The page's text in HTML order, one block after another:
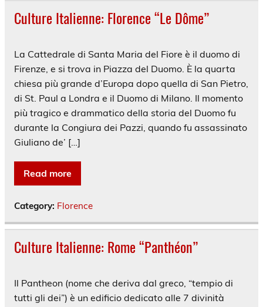
Culture Italienne: Florence “Le Dôme”
La Cattedrale di Santa Maria del Fiore è il duomo di
Firenze, e si trova in Piazza del Duomo. È la quarta
chiesa più grande d’Europa dopo quella di San Pietro,
di St. Paul a Londra e il Duomo di Milano. Il momento
più tragico e drammatico della storia del Duomo fu
durante la Congiura dei Pazzi, quando fu assassinato
Giuliano de’ […]
Read more
Category: Florence
Culture Italienne: Rome “Panthéon”
Il Pantheon (nome che deriva dal greco, “tempio di
tutti gli dei”) è un edificio dedicato alle 7 divinità